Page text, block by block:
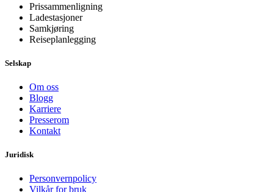
Prissammenligning
Ladestasjoner
Samkjøring
Reiseplanlegging
Selskap
Om oss
Blogg
Karriere
Presserom
Kontakt
Juridisk
Personvernpolicy
Vilkår for bruk